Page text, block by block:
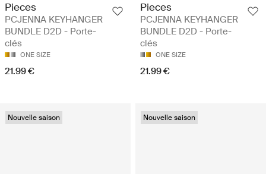
Pieces
PCJENNA KEYHANGER
BUNDLE D2D - Porte-
clés
ONE SIZE
21.99 €
Pieces
PCJENNA KEYHANGER
BUNDLE D2D - Porte-
clés
ONE SIZE
21.99 €
Nouvelle saison Nouvelle saison